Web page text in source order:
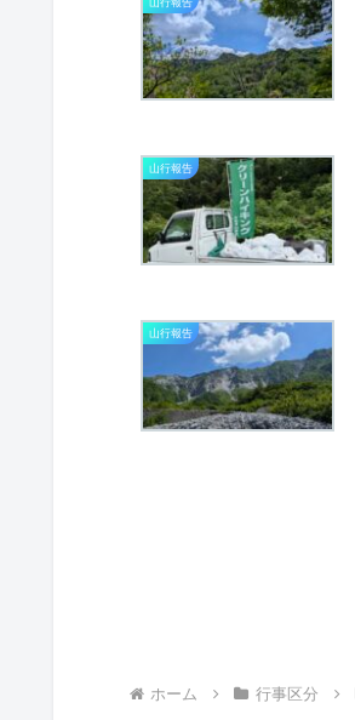
山行報告
山行報告
ホーム 行事区分